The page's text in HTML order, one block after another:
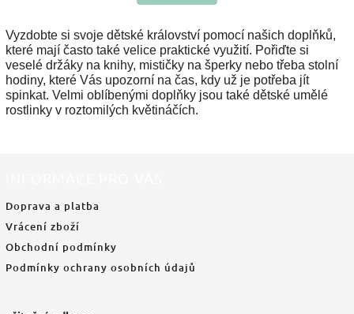
Vyzdobte si svoje dětské království pomocí našich doplňků,
které mají často také velice praktické využití. Pořiďte si
veselé držáky na knihy, mističky na šperky nebo třeba stolní
hodiny, které Vás upozorní na čas, kdy už je potřeba jít
spinkat. Velmi oblíbenými doplňky jsou také dětské umělé
rostlinky v roztomilých květináčích.
Doprava a platba
Vrácení zboží
Obchodní podmínky
Podmínky ochrany osobních údajů